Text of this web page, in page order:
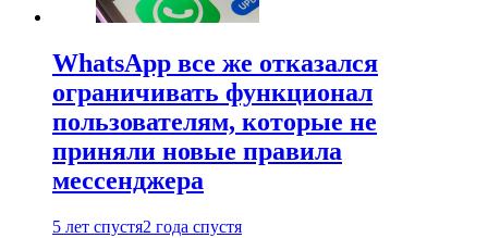
WhatsApp все же отказался
ограничивать функционал
пользователям, которые не
приняли новые правила
мессенджера
5 лет спустя2 года спустя